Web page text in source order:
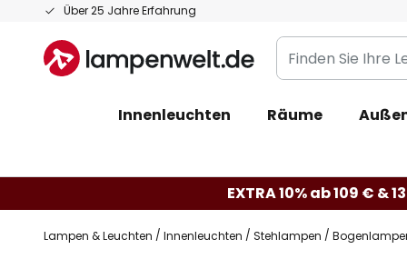
Über 25 Jahre Erfahrung
Zum
springen
Finden
Sie
Leuchte...
Innenleuchten Räume
EXTRA 10% ab 109 € &
Lampen & Leuchten Innenleuchten Stehlampen